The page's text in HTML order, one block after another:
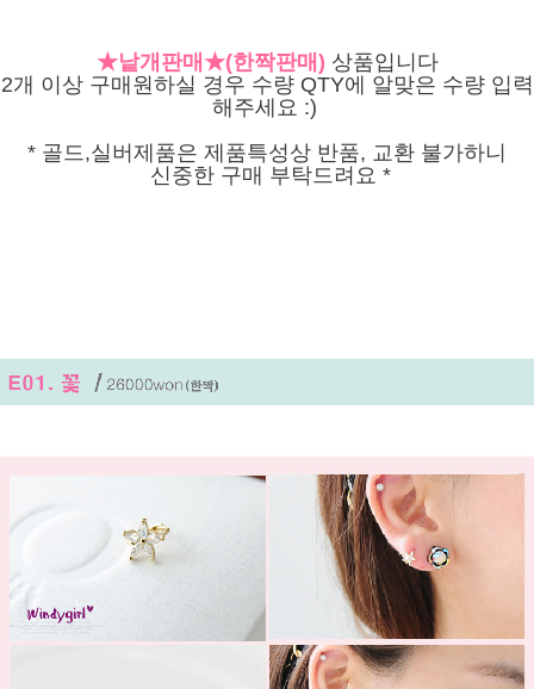
★낱개판매★(한짝판매) 상품입니다
2개 이상 구매원하실 경우 수량 QTY에 알맞은 수량 입력
해주세요 :)
* 골드,실버제품은 제품특성상 반품, 교환 불가하니
신중한 구매 부탁드려요 *